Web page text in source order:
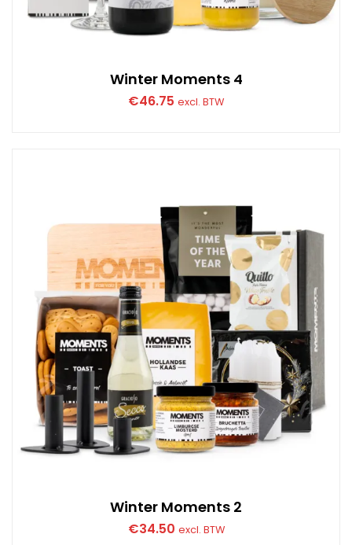
Winter Moments 4
€46.75 excl. BTW
Winter Moments 2
€34.50 excl. BTW